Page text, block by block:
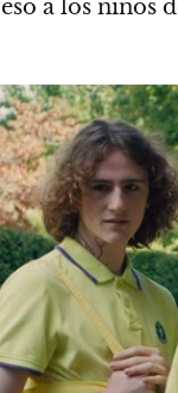
a los niños